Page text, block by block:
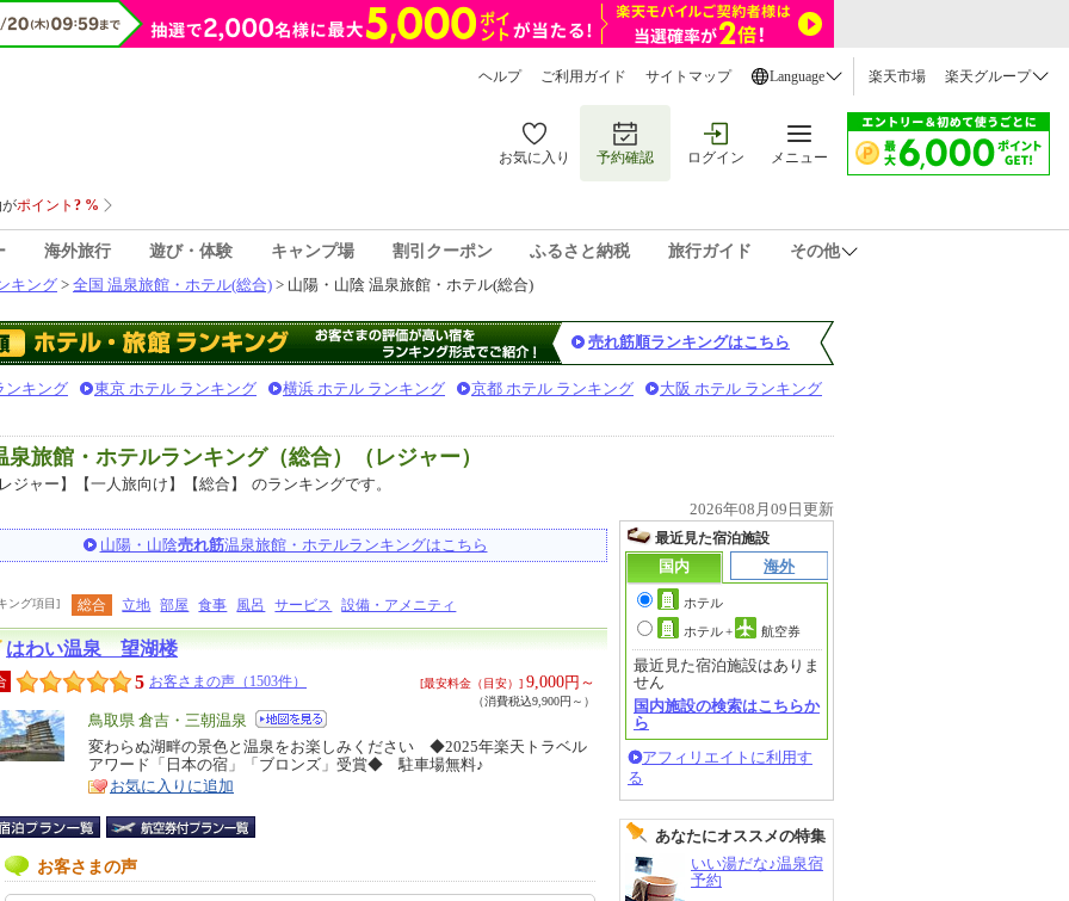
ヘルプ ご利用ガイド サイトマップ Language 楽天市場 楽天グループ
お気に入り 予約確認 ログイン メニュー
海外旅行 遊び・体験 キャンプ場 割引クーポン ふるさと納税 旅行ガイド
その他
キング > 全国 温泉旅館・ホテル(総合) > 山陽・山陰 温泉旅館・ホテル(総合)
売れ筋順ランキングはこちら
ンキング 東京 ホテル ランキング 横浜 ホテル ランキング 京都 ホテル ランキング 大阪 ホテル ランキング
旅館・ホテルランキング（総合）（レジャー）
ジャー】【一人旅向け】【総合】
のランキングです。
2026年08月09日更新
山陽・山陰売れ筋温泉旅館・ホテルランキングはこちら
ング項目] 総合 立地 部屋 食事 風呂 サービス 設備・アメニティ
はわい温泉 望湖楼
5 お客さまの声（1503件） [最安料金（目安）] 9,000円～
（消費税込9,900円～）
エ
リ
ア
鳥取県 倉吉・三朝温泉
特
徴
変わらぬ湖畔の景色と温泉をお楽しみください ◆2025年楽天トラベル
アワード「日本の宿」「ブロンズ」受賞◆ 駐車場無料♪
お気に入りに追加
お客さまの声
最近見た宿泊施設
国内
海外
ホテル
ホテル+ 航空券
最近見た宿泊施設はありま
せん
国内施設の検索はこちらか
ら
アフィリエイトに利用す
る
あなたにオススメの特集
いい湯だな♪温泉宿
予約